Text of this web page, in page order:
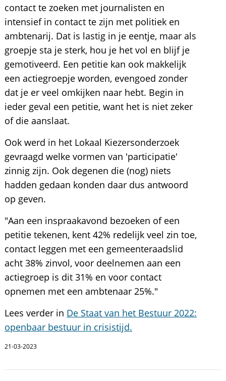
contact te zoeken met journalisten en
intensief in contact te zijn met politiek en
ambtenarij. Dat is lastig in je eentje, maar als
groepje sta je sterk, hou je het vol en blijf je
gemotiveerd. Een petitie kan ook makkelijk
een actiegroepje worden, evengoed zonder
dat je er veel omkijken naar hebt. Begin in
ieder geval een petitie, want het is niet zeker
of die aanslaat.
Ook werd in het Lokaal Kiezersonderzoek
gevraagd welke vormen van 'participatie'
zinnig zijn. Ook degenen die (nog) niets
hadden gedaan konden daar dus antwoord
op geven.
"Aan een inspraakavond bezoeken of een
petitie tekenen, kent 42% redelijk veel zin toe,
contact leggen met een gemeenteraadslid
acht 38% zinvol, voor deelnemen aan een
actiegroep is dit 31% en voor contact
opnemen met een ambtenaar 25%."
Lees verder in De Staat van het Bestuur 2022:
openbaar bestuur in crisistijd.
21-03-2023